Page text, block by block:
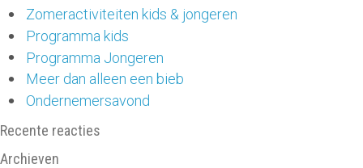
Zomeractiviteiten kids & jongeren
Programma kids
Programma Jongeren
Meer dan alleen een bieb
Ondernemersavond
Recente reacties
Archieven